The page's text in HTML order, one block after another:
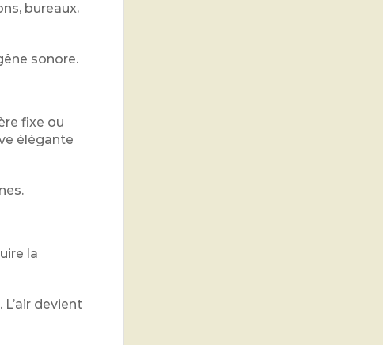
bureaux,
sonore.
fixe ou
élégante
la
devient